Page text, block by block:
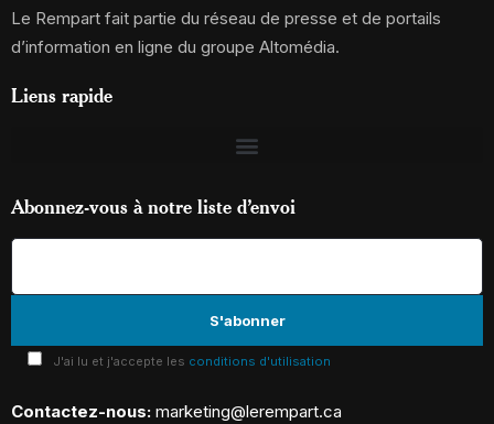
Le Rempart fait partie du réseau de presse et de portails
d’information en ligne du groupe Altomédia.
Liens rapide
Abonnez-vous à notre liste d’envoi
J'ai lu et j'accepte les conditions d'utilisation
Contactez-nous: marketing@lerempart.ca